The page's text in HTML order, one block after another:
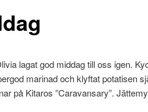
lagat god middag till oss igen.
marinad och klyftat potatisen
på Kitaros ”Caravansary”.